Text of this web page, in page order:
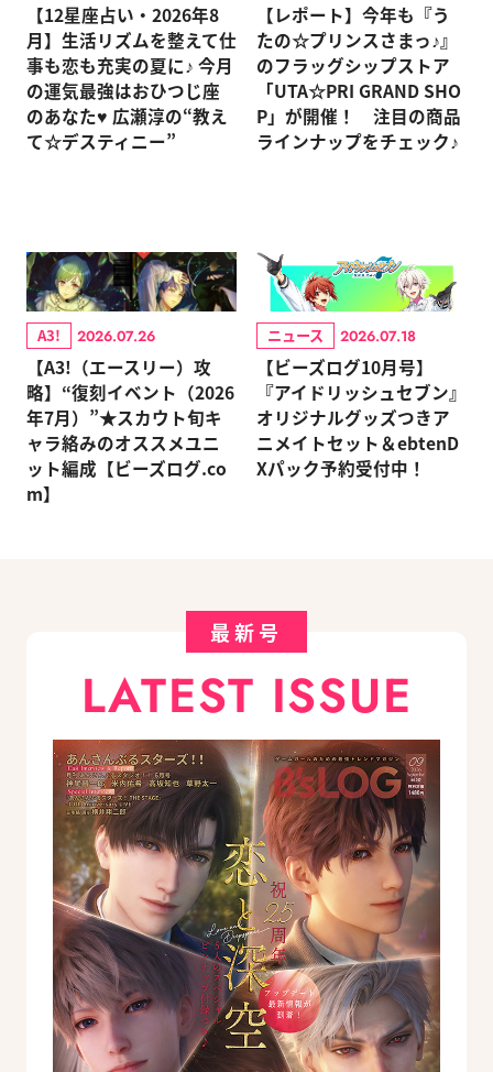
【12星座占い・2026年8
月】生活リズムを整えて仕
事も恋も充実の夏に♪ 今月
の運気最強はおひつじ座
のあなた♥ 広瀬淳の“教え
て☆デスティニー”
【レポート】今年も『う
たの☆プリンスさまっ♪』
のフラッグシップストア
「UTA☆PRI GRAND SHO
P」が開催！ 注目の商品
ラインナップをチェック♪
A3! 2026.07.26
【A3!（エースリー）攻
略】“復刻イベント（2026
年7月）”★スカウト旬キ
ャラ絡みのオススメユニ
ット編成【ビーズログ.co
m】
ニュース 2026.07.18
【ビーズログ10月号】
『アイドリッシュセブン』
オリジナルグッズつきア
ニメイトセット＆ebtenD
Xパック予約受付中！
最新号
LATEST ISSUE